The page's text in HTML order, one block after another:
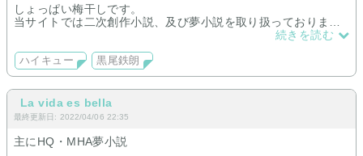
しょっぱい梅干しです。
当サイトでは二次創作小説、及び夢小説を取り扱っておりま
す。無断転載、掲示板等への書き込みなどの行為はおやめくだ
当サイトの作品はいずれも原作とは関係ありません。
続きを読む
ハイキュー 黒尾鉄朗
La vida es bella
最終更新日: 2022/04/06 22:35
主にHQ・MHA夢小説